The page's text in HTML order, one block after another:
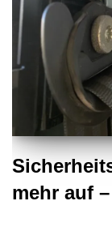
mehr auf